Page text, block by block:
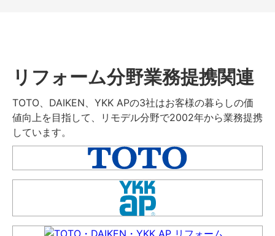
リフォーム分野業務提携関連
TOTO、DAIKEN、YKK APの3社はお客様の暮らしの価
値向上を目指して、リモデル分野で2002年から業務提携
しています。